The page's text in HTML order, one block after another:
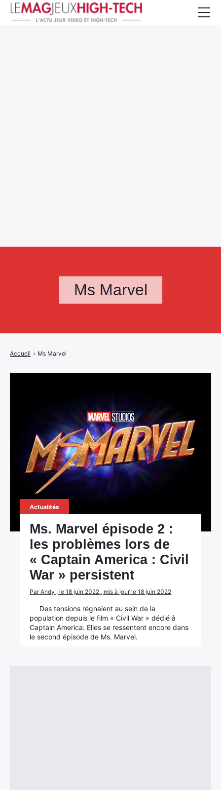
Ms Marvel
Accueil › Ms Marvel
Actualités
Ms. Marvel épisode 2 :
les problèmes lors de
« Captain America : Civil
War » persistent
Par Andy , le 18 juin 2022 , mis à jour le 18 juin 2022
Des tensions régnaient au sein de la
population depuis le film « Civil War » dédié à
Captain America. Elles se ressentent encore dans
le second épisode de Ms. Marvel.